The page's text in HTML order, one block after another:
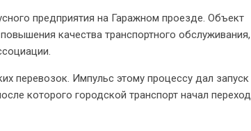
предприятия на Гаражном проезде. Объект
качества транспортного обслуживания,
перевозок. Импульс этому процессу дал запуск
которого городской транспорт начал переход